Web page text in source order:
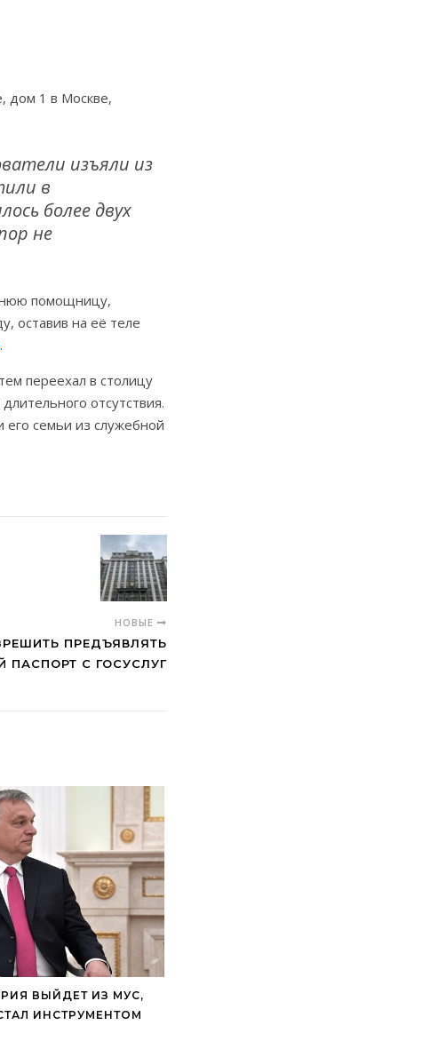
дом 1 в Москве,
изъяли из
в
более двух
не
помощницу,
оставив на её теле
.
переехал в столицу
отсутствия.
его семьи из служебной
НОВЫЕ
ПРЕДЪЯВЛЯТЬ
ПАСПОРТ С ГОСУСЛУГ
ВЫЙДЕТ ИЗ МУС,
ИНСТРУМЕНТОМ